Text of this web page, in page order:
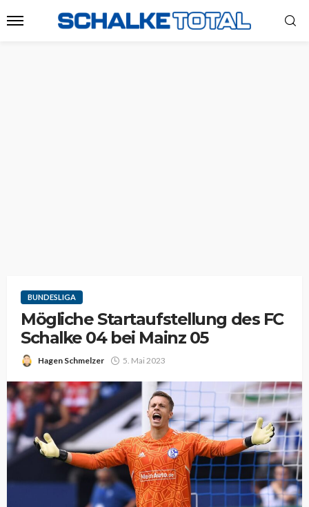
BUNDESLIGA
Mögliche Startaufstellung des FC
Schalke 04 bei Mainz 05
Hagen Schmelzer 5. Mai 2023